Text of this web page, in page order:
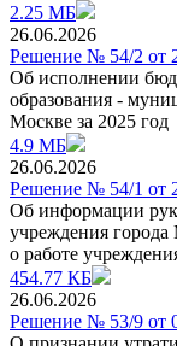
2.25 МБ
26.06.2026
Решение № 54/2 от
Об исполнении
образования -
Москве за 2025 год
4.9 МБ
26.06.2026
Решение № 54/1 от
Об информации
учреждения
о работе
454.77 КБ
26.06.2026
Решение № 53/9 от